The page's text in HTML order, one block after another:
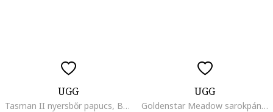
UGG
Tasman II nyersbőr papucs, Barna/Rózsaszín
UGG
Goldenstar Meadow sarokpántos papucs, Világoszöld